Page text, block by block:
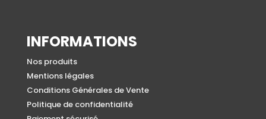
INFORMATIONS
Nos produits
Mentions légales
Conditions Générales de Vente
Politique de confidentialité